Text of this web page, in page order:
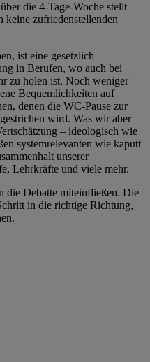
die 4-Tage-Woche stellt
keine zufriedenstellenden
ist eine gesetzlich
in Berufen, wo auch bei
zu holen ist. Noch weniger
Bequemlichkeiten auf
denen die WC-Pause zur
wird. Was wir aber
– ideologisch wie
systemrelevanten wie kaputt
unserer
Lehrkräfte und viele mehr.
die Debatte miteinfließen. Die
in die richtige Richtung,